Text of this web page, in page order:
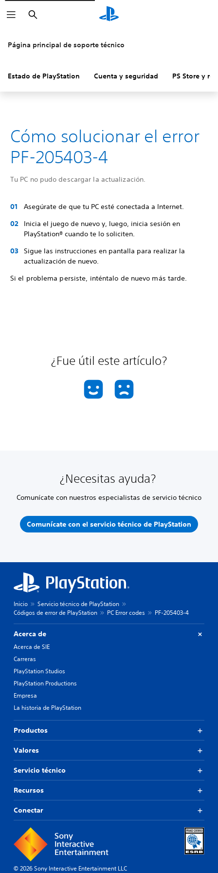
Buscar
Página principal de soporte técnico
Estado de PlayStation Cuenta y seguridad PS Store y
Cómo solucionar el error
PF-205403-4
Tu PC no pudo descargar la actualización.
Asegúrate de que tu PC esté conectada a Internet.
Inicia el juego de nuevo y, luego, inicia sesión en
PlayStation® cuando te lo soliciten.
Sigue las instrucciones en pantalla para realizar la
actualización de nuevo.
Si el problema persiste, inténtalo de nuevo más tarde.
¿Fue útil este artículo?
¿Necesitas ayuda?
Comunícate con nuestros especialistas de servicio técnico
Comunícate con el servicio técnico de PlayStation
Inicio
Servicio técnico de PlayStation
Códigos de error de PlayStation
PC Error codes PF-205403-4
Acerca de
Acerca de SIE
Carreras
PlayStation Studios
PlayStation Productions
Empresa
La historia de PlayStation
Productos
Valores
Servicio técnico
Recursos
Conectar
© 2026 Sony Interactive Entertainment LLC